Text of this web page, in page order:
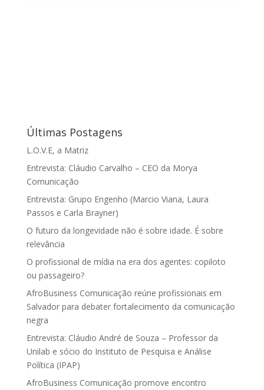
Últimas Postagens
L.O.V.E, a Matriz
Entrevista: Cláudio Carvalho – CEO da Morya
Comunicação
Entrevista: Grupo Engenho (Marcio Viana, Laura
Passos e Carla Brayner)
O futuro da longevidade não é sobre idade. É sobre
relevância
O profissional de mídia na era dos agentes: copiloto
ou passageiro?
AfroBusiness Comunicação reúne profissionais em
Salvador para debater fortalecimento da comunicação
negra
Entrevista: Cláudio André de Souza – Professor da
Unilab e sócio do Instituto de Pesquisa e Análise
Política (IPAP)
AfroBusiness Comunicação promove encontro